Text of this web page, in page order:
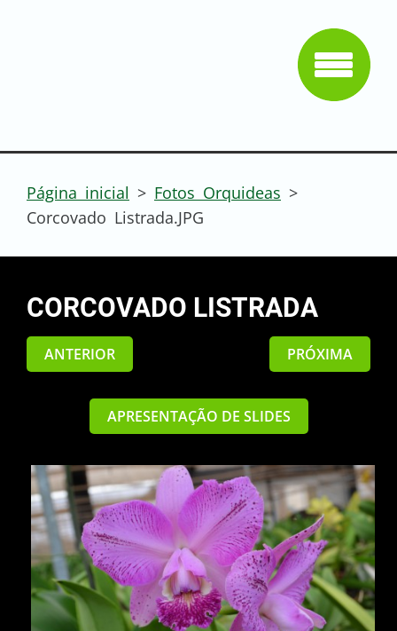
Página inicial > Fotos Orquideas >
Corcovado Listrada.JPG
CORCOVADO LISTRADA
ANTERIOR PRÓXIMA
APRESENTAÇÃO DE SLIDES